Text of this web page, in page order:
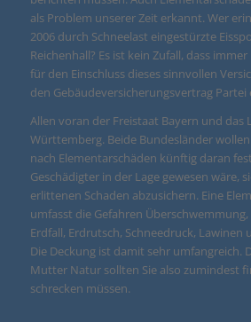
als Problem unserer Zeit erkannt. Wer
2006 durch Schneelast eingestürzte
Reichenhall? Es ist kein Zufall, dass
für den Einschluss dieses sinnvollen
den Gebäudeversicherungsvertrag Partei
Allen voran der Freistaat Bayern und das
Württemberg. Beide Bundesländer
nach Elementarschäden künftig daran
Geschädigter in der Lage gewesen wäre,
erlittenen Schaden abzusichern. Eine
umfasst die Gefahren
Erdfall, Erdrutsch, Schneedruck, Lawinen
Die Deckung ist damit sehr umfangreich.
Mutter Natur sollten Sie also zumindest
schrecken müssen.